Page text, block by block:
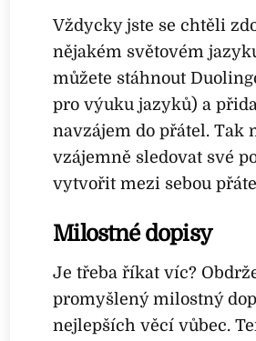
Vždycky jste se chtěli
nějakém světovém
můžete stáhnout
pro výuku jazyků) a
navzájem do přátel. Tak
vzájemně sledovat své
vytvořit mezi sebou
Milostné dopisy
Je třeba říkat víc?
promyšlený milostný
nejlepších věcí vůbec.